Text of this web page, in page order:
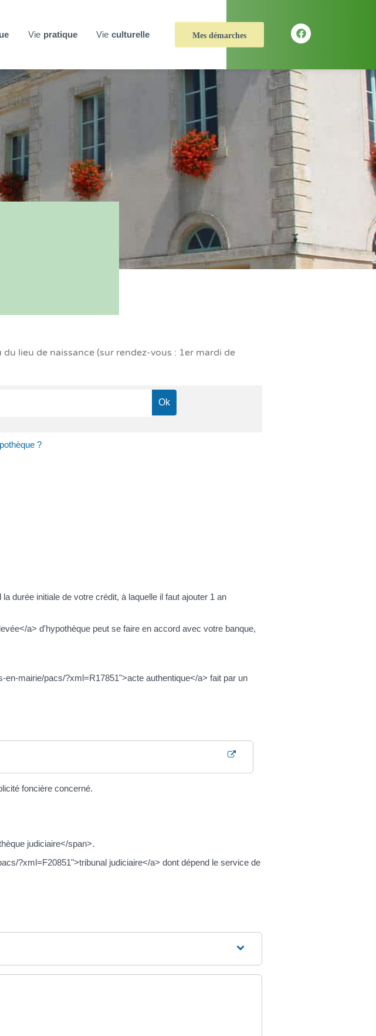
Vie pratique Vie culturelle Mes démarches
lieu de naissance (sur rendez-vous : 1er mardi de
?
durée initiale de votre crédit, à laquelle il faut ajouter 1 an
a> d'hypothèque peut se faire en accord avec votre banque,
mairie/pacs/?xml=R17851">acte authentique</a> fait par un
foncière concerné.
judiciaire</span>.
?xml=F20851">tribunal judiciaire</a> dont dépend le service de